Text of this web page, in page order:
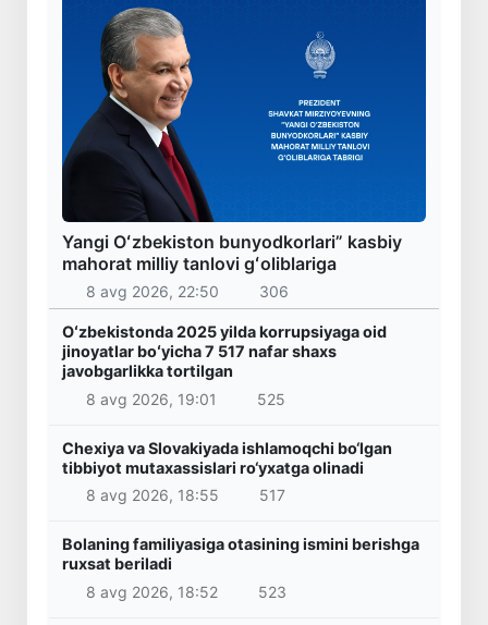
Yangi Oʻzbekiston bunyodkorlari” kasbiy
mahorat milliy tanlovi gʻoliblariga
8 avg 2026, 22:50 306
Oʻzbekistonda 2025 yilda korrupsiyaga oid
jinoyatlar boʻyicha 7 517 nafar shaxs
javobgarlikka tortilgan
8 avg 2026, 19:01
525
Chexiya va Slovakiyada ishlamoqchi bo‘lgan
tibbiyot mutaxassislari ro‘yxatga olinadi
8 avg 2026, 18:55
517
Bolaning familiyasiga otasining ismini berishga
ruxsat beriladi
8 avg 2026, 18:52
523